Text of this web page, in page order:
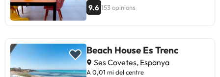
9.6 153 opinions
Beach House Es Trenc
Ses Covetes, Espanya
A 0,01 mi del centre